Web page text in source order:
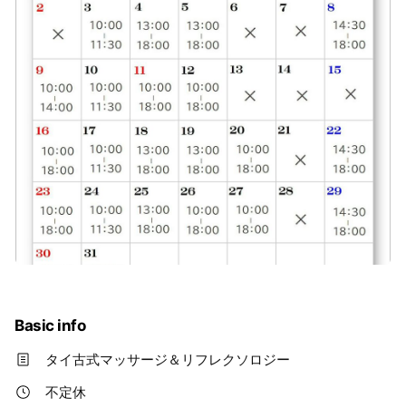
Basic info
タイ古式マッサージ＆リフレクソロジー
不定休